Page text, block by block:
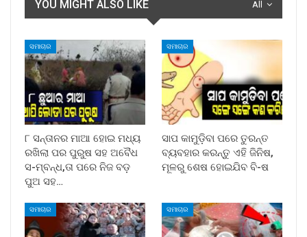
All
YOU MIGHT ALSO LIKE
ସମାଚାର
୮ ସନ୍ତାନର ମାଆ ହୋଇ ମଧ୍ୟ
ରଖିଲା ପର ପୁରୁଷ ସହ ଅବୈଧ
ସ-ମ୍ବନ୍ଧ,ତା ପରେ ନିଜ ବଡ଼
ପୁଅ ସହ…
ସମାଚାର
ସାପ କାମୁଡ଼ିବା ପରେ ତୁରନ୍ତ
ବ୍ୟବହାର କରନ୍ତୁ ଏହି ଜିନିଷ,
ମୂଳରୁ ଶେଷ ହୋଇଯିବ ବି-ଷ
ସମାଚାର ସମାଚାର